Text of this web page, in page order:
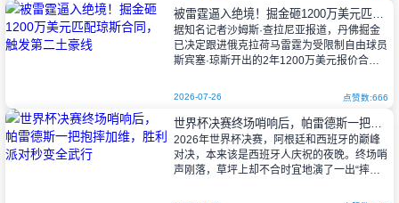
说起来，勒纳尔在 被雷霆逼入绝境！掘金砸1200万美元匹配琼斯合同，触发第二土豪线
据知名记者沙姆斯·查拉尼亚报道，丹佛掘金
已决定跟进俄克拉荷马雷霆为受限制自由球员
斯宾塞·琼斯开出的2年1200万美元报价合
掘金面临庞大的薪资压力，触发了“第
2026-07-26 点赞数:666
世界杯决赛终场哨响后，帕雷德斯一把抱摔加维，胜利派对秒变全武行
2026年世界杯决赛，阿根廷和西班牙的巅峰
对决，本来该是西班牙人庆祝的夜晚。终场哨
声刚落，草坪上却不合时宜地演了一出“摔跤